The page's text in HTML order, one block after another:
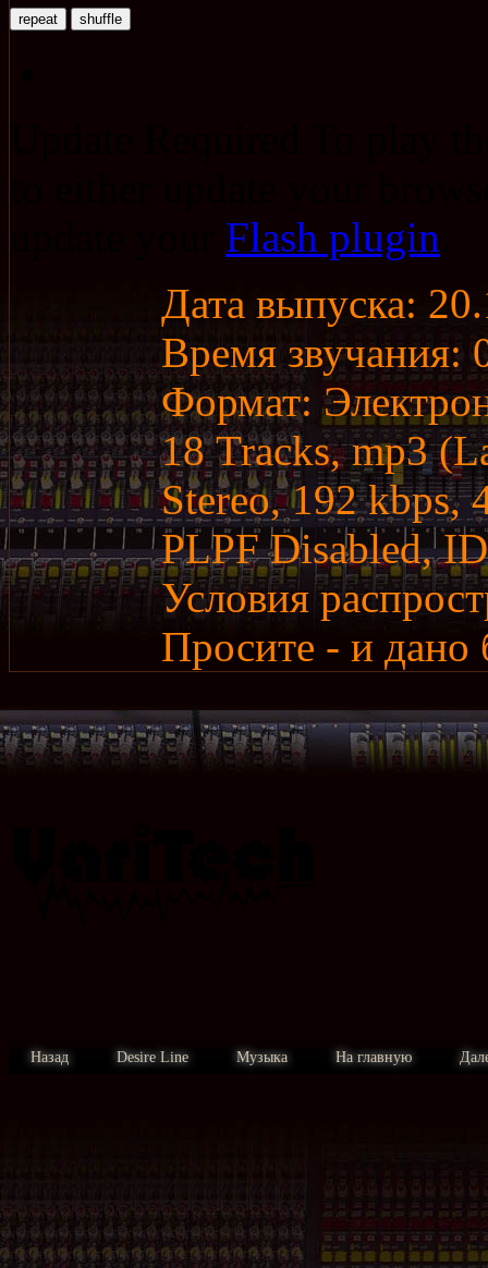
repeat shuffle
Flash plugin
Дата выпуска:
Время звучания:
Формат:
18 Tracks, mp3
Stereo, 192 kbps,
PLPF Disabled,
Условия
Просите - и дано
Назад Desire Line Музыка На главную